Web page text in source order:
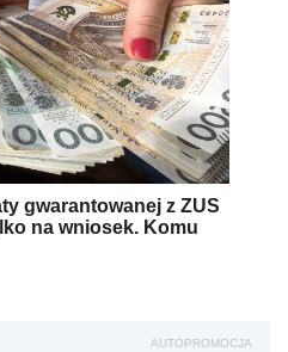
gwarantowanej z ZUS
na wniosek. Komu
AUTOPROMOCJA